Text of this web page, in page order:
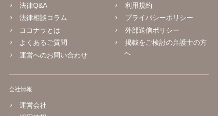
法律Q&A
法律相談コラム
ココナラとは
よくあるご質問
運営へのお問い合わせ
利用規約
プライバシーポリシー
外部送信ポリシー
掲載をご検討の弁護士の方
へ
会社情報
運営会社